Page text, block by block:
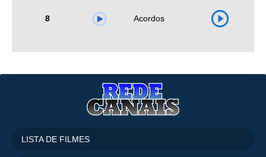
8 Acordos
LISTA DE FILMES